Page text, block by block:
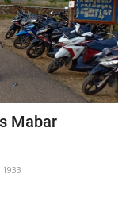
Mabar
1933